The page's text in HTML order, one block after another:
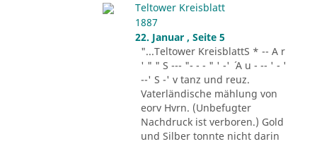
Teltower Kreisblatt
1887
22. Januar , Seite 5
"...Teltower KreisblattS * -- A r
' " " S --- "- - - " ' -' ´ A u - -- ' - '
--' S -' v tanz und reuz.
Vaterländische mählung von
eorv Hvrn. (Unbefugter
Nachdruck ist verboren.) Gold
und Silber tonnte nicht darin